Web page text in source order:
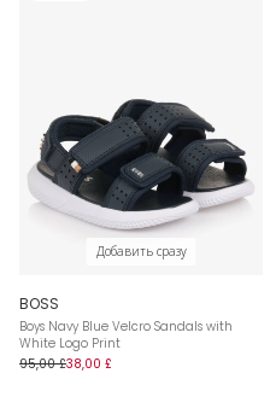
Добавить сразу
BOSS
Boys Navy Blue Velcro Sandals with
White Logo Print
95,00 £38,00 £